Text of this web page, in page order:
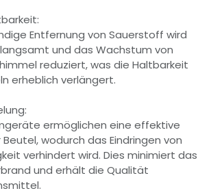
Entfernung von Sauerstoff wird
und das Wachstum von
reduziert, was die Haltbarkeit
erheblich verlängert.
ermöglichen eine effektive
wodurch das Eindringen von
verhindert wird. Dies minimiert das
und erhält die Qualität